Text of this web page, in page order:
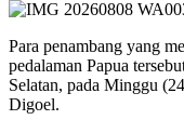
Para penambang yang
pedalaman Papua
Selatan, pada Minggu
Digoel.